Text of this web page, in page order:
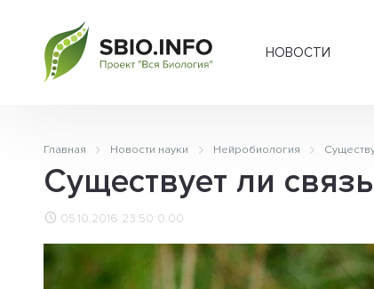
НОВОСТИ
Главная Новости науки Нейробиология
Существует ли
05.10.2016 23:50 0.00